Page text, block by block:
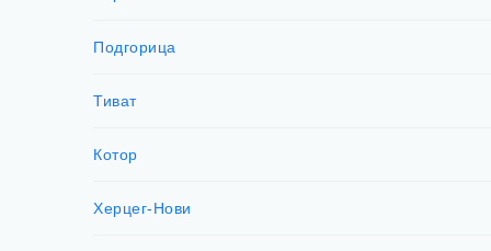
Подгорица
Тиват
Котор
Херцег-Нови